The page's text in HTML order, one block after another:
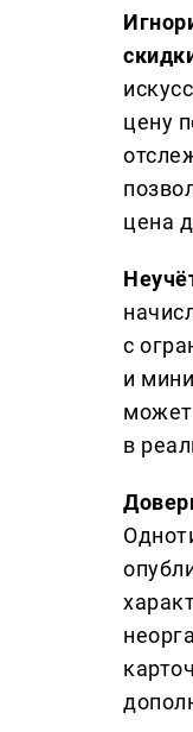
цену
цена
с
и
может
в